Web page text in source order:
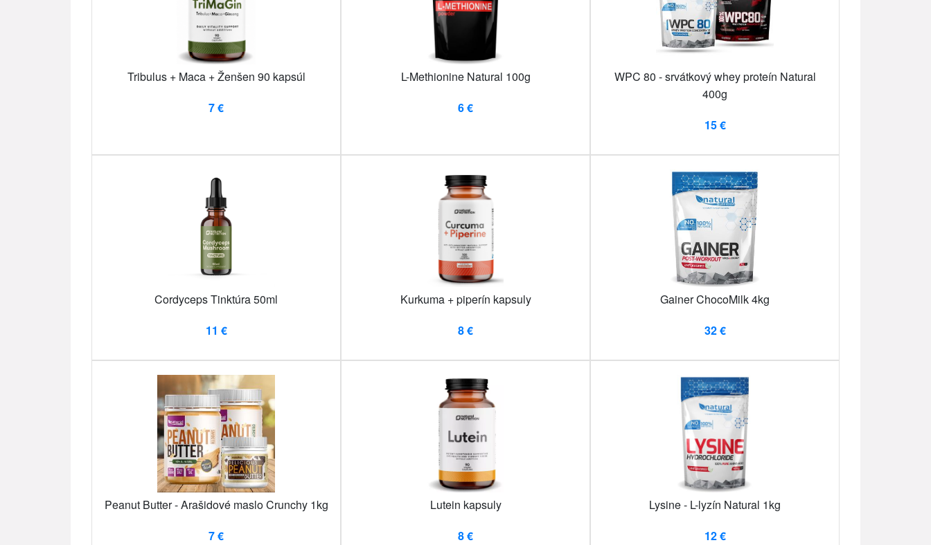
Tribulus + Maca + Ženšen 90 kapsúl
7 €
L-Methionine Natural 100g
6 €
WPC 80 - srvátkový whey proteín Natural
400g
15 €
Cordyceps Tinktúra 50ml
11 €
Kurkuma + piperín kapsuly
8 €
Gainer ChocoMilk 4kg
32 €
Peanut Butter - Arašidové maslo Crunchy 1kg
7 €
Lutein kapsuly
8 €
Lysine - L-lyzín Natural 1kg
12 €